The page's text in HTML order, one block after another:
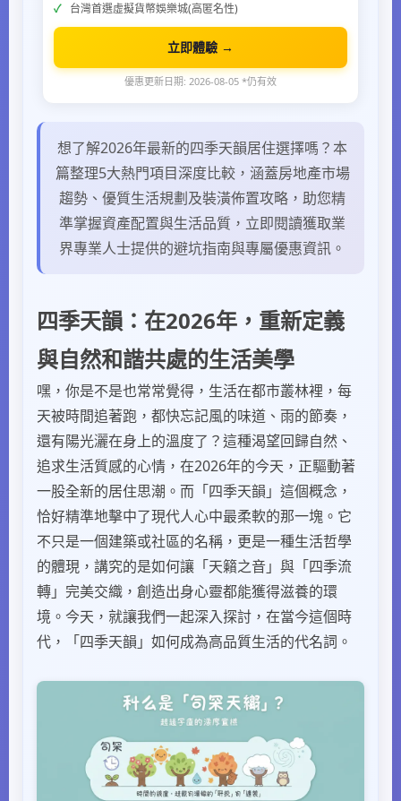
台灣首選虛擬貨幣娛樂城(高匿名性)
立即體驗 →
優惠更新日期: 2026-08-05 *仍有效
想了解2026年最新的四季天韻居住選擇嗎？本
篇整理5大熱門項目深度比較，涵蓋房地產市場
趨勢、優質生活規劃及裝潢佈置攻略，助您精
準掌握資產配置與生活品質，立即閱讀獲取業
界專業人士提供的避坑指南與專屬優惠資訊。
四季天韻：在2026年，重新定義
與自然和諧共處的生活美學
嘿，你是不是也常常覺得，生活在都市叢林裡，每
天被時間追著跑，都快忘記風的味道、雨的節奏，
還有陽光灑在身上的溫度了？這種渴望回歸自然、
追求生活質感的心情，在2026年的今天，正驅動著
一股全新的居住思潮。而「四季天韻」這個概念，
恰好精準地擊中了現代人心中最柔軟的那一塊。它
不只是一個建築或社區的名稱，更是一種生活哲學
的體現，講究的是如何讓「天籟之音」與「四季流
轉」完美交織，創造出身心靈都能獲得滋養的環
境。今天，就讓我們一起深入探討，在當今這個時
代，「四季天韻」如何成為高品質生活的代名詞。